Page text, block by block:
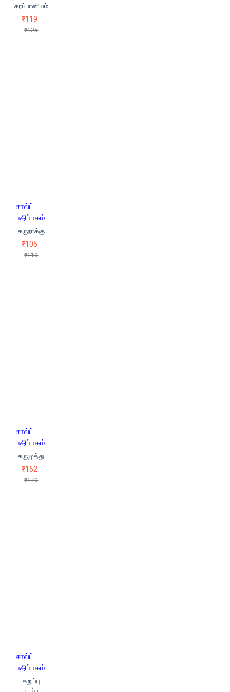
ஷக்தி (Shakdhi)
ஜெரால்ட் (Hiyoopat Jeraalt)
கரப்பானியம்
₹119
₹125
சால்ட்
பதிப்பகம்
கருநாக்கு
₹105
₹110
சால்ட்
பதிப்பகம்
கருமுத்து
₹162
₹170
சால்ட்
பதிப்பகம்
கறுப்பு